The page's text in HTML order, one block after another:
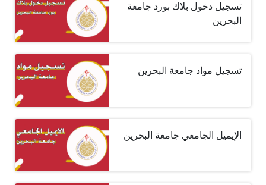
تسجيل دخول بلاك بورد جامعة
البحرين
تسجيل مواد جامعة البحرين
الإيميل الجامعي جامعة البحرين